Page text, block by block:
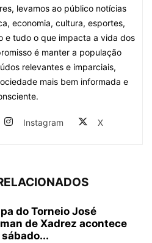
levamos ao público notícias
economia, cultura, esportes,
e tudo o que impacta a vida dos
é manter a população
relevantes e imparciais,
mais bem informada e
Instagram X
do Torneio José
de Xadrez acontece